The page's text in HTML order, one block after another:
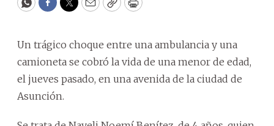
WhatsApp
Facebook
Twitter
EmailCopyPrint
Un trágico choque entre una ambulancia y una
camioneta se cobró la vida de una menor de edad,
el jueves pasado, en una avenida de la ciudad de
Asunción.